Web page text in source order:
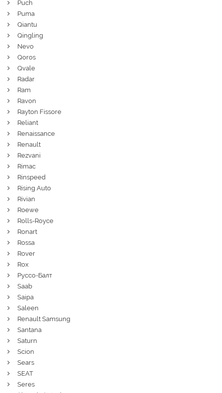
Puch
Puma
Qiantu
Qingling
Nevo
Qoros
Qvale
Radar
Ram
Ravon
Rayton Fissore
Reliant
Renaissance
Renault
Rezvani
Rimac
Rinspeed
Rising Auto
Rivian
Roewe
Rolls-Royce
Ronart
Rossa
Rover
Rox
Руссо-Балт
Saab
Saipa
Saleen
Renault Samsung
Santana
Saturn
Scion
Sears
SEAT
Seres